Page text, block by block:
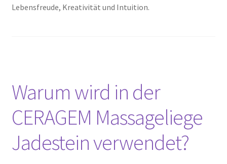
Lebensfreude, Kreativität und Intuition.
Warum wird in der
CERAGEM Massageliege
Jadestein verwendet?